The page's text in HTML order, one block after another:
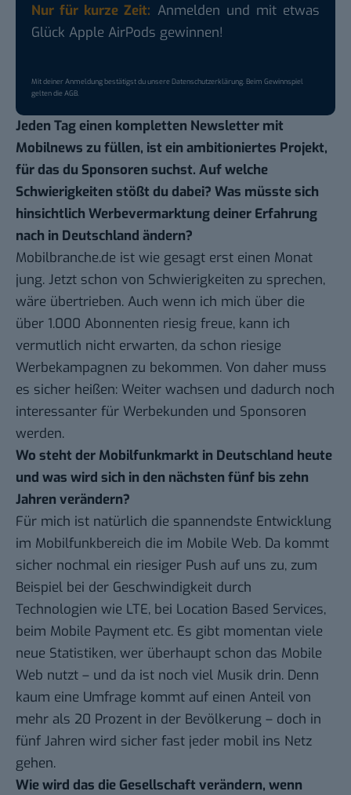
Nur für kurze Zeit: Anmelden und mit etwas
Glück Apple AirPods gewinnen!
Mit deiner Anmeldung bestätigst du unsereDatenschutzerklärung. Beim Gewinnspiel
gelten dieAGB.
Jeden Tag einen kompletten Newsletter mit
Mobilnews zu füllen, ist ein ambitioniertes Projekt,
für das du Sponsoren suchst. Auf welche
Schwierigkeiten stößt du dabei? Was müsste sich
hinsichtlich Werbevermarktung deiner Erfahrung
nach in Deutschland ändern?
Mobilbranche.de ist wie gesagt erst einen Monat
jung. Jetzt schon von Schwierigkeiten zu sprechen,
wäre übertrieben. Auch wenn ich mich über die
über 1.000 Abonnenten riesig freue, kann ich
vermutlich nicht erwarten, da schon riesige
Werbekampagnen zu bekommen. Von daher muss
es sicher heißen: Weiter wachsen und dadurch noch
interessanter für Werbekunden und Sponsoren
werden.
Wo steht der Mobilfunkmarkt in Deutschland heute
und was wird sich in den nächsten fünf bis zehn
Jahren verändern?
Für mich ist natürlich die spannendste Entwicklung
im Mobilfunkbereich die im Mobile Web. Da kommt
sicher nochmal ein riesiger Push auf uns zu, zum
Beispiel bei der Geschwindigkeit durch
Technologien wie LTE, bei Location Based Services,
beim Mobile Payment etc. Es gibt momentan viele
neue Statistiken, wer überhaupt schon das Mobile
Web nutzt – und da ist noch viel Musik drin. Denn
kaum eine Umfrage kommt auf einen Anteil von
mehr als 20 Prozent in der Bevölkerung – doch in
fünf Jahren wird sicher fast jeder mobil ins Netz
gehen.
Wie wird das die Gesellschaft verändern, wenn